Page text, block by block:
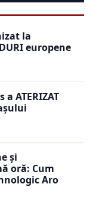
la
europene
ATERIZAT
și
oră: Cum
Aro